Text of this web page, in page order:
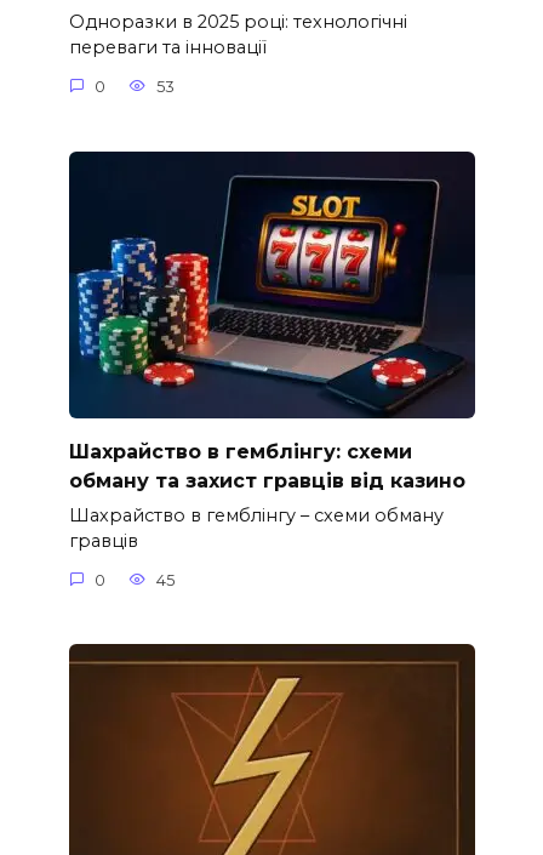
Одноразки в 2025 році: технологічні
переваги та інновації
0 53
Шахрайство в гемблінгу: схеми
обману та захист гравців від казино
Шахрайство в гемблінгу – схеми обману
гравців
0 45